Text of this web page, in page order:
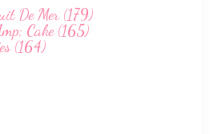
De Mer (179)
Cake (165)
(164)